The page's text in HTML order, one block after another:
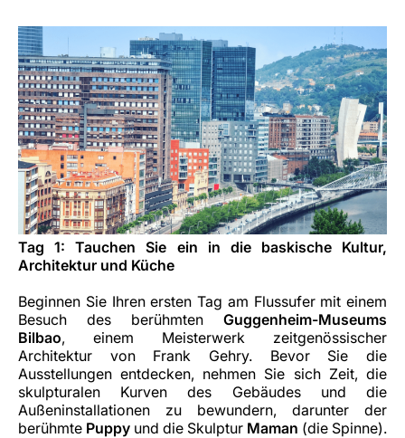
Tag 1: Tauchen Sie ein in die baskische Kultur,
Architektur und Küche
Beginnen Sie Ihren ersten Tag am Flussufer mit einem
Besuch des berühmten Guggenheim-Museums
Bilbao, einem Meisterwerk zeitgenössischer
Architektur von Frank Gehry. Bevor Sie die
Ausstellungen entdecken, nehmen Sie sich Zeit, die
skulpturalen Kurven des Gebäudes und die
Außeninstallationen zu bewundern, darunter der
berühmte Puppy und die Skulptur Maman (die Spinne).